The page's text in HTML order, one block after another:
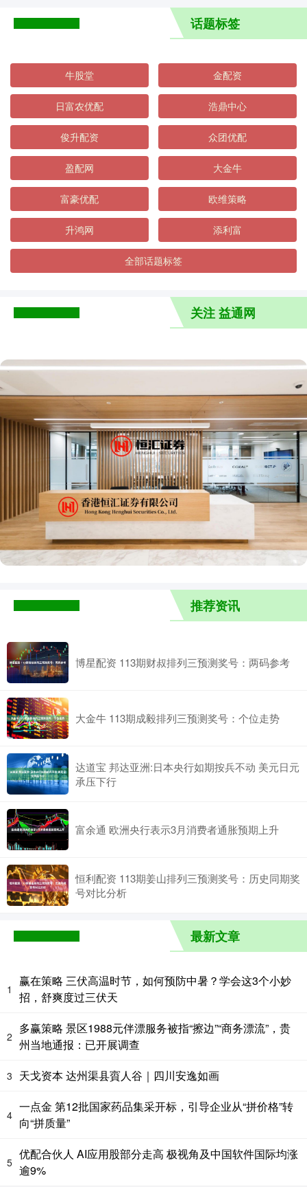
话题标签
牛股堂 金配资
日富农优配 浩鼎中心
俊升配资 众团优配
盈配网 大金牛
富豪优配 欧维策略
升鸿网 添利富
全部话题标签
关注 益通网
推荐资讯
博星配资 113期财叔排列三预测奖号：两码参考
大金牛 113期成毅排列三预测奖号：个位走势
达道宝 邦达亚洲:日本央行如期按兵不动 美元日元
承压下行
富余通 欧洲央行表示3月消费者通胀预期上升
恒利配资 113期姜山排列三预测奖号：历史同期奖
号对比分析
最新文章
1
赢在策略 三伏高温时节，如何预防中暑？学会这3个小妙
招，舒爽度过三伏天
2
多赢策略 景区1988元伴漂服务被指“擦边”“商务漂流”，贵
州当地通报：已开展调查
3 天戈资本 达州渠县賨人谷｜四川安逸如画
4
一点金 第12批国家药品集采开标，引导企业从“拼价格”转
向“拼质量”
5
优配合伙人 AI应用股部分走高 极视角及中国软件国际均涨
逾9%